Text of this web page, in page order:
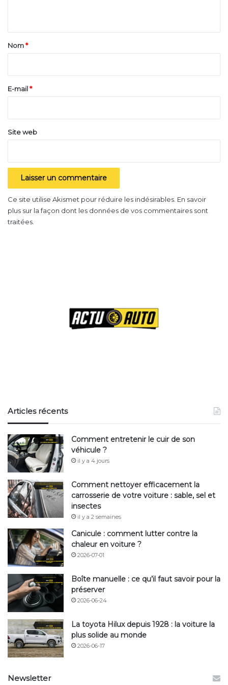
des surfaces vitrées du véhicule.
Les degivrants pare brise qui ont retenu mon attention
…
Dégivrant Pare Brise Abel Auto 500ml –
Dégivrants vitres & serrures 500ml –
PRIX : 7,90€
a
e
Nom*
E-mail*
Site web
Ce site utilise Akismet pour réduire les indésirables. En savoir
plus sur la façon dont les données de vos commentaires sont
traitées
Articles récents
Comment entretenir le cuir de son
véhicule ?
il y a 4 jours
Comment nettoyer efficacement la
carrosserie de votre voiture : sable, sel et
insectes
il y a 2 semaines
Canicule : comment lutter contre la
chaleur en voiture ?
2026-07-01
Boîte manuelle : ce qu’il faut savoir pour la
préserver
2026-06-24
La toyota Hilux depuis 1928 : la voiture la
plus solide au monde
2026-06-17
Newsletter